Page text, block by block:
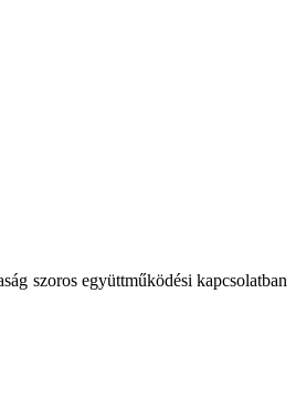
szoros együttműködési kapcsolatban